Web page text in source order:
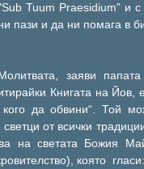
Tuum Praesidium" и
пази и да ни помага в
заяви
Книгата на
кого да обвини“. Той
от всички
на светата Божия
която гласи: